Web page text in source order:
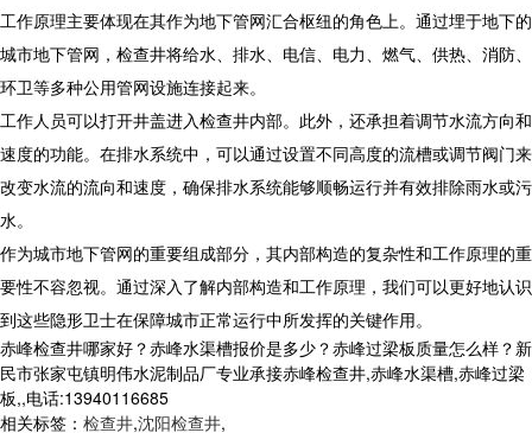
工作原理主要体现在其作为地下管网汇合枢纽的角色上。通过埋于地下的
城市地下管网，检查井将给水、排水、电信、电力、燃气、供热、消防、
环卫等多种公用管网设施连接起来。
工作人员可以打开井盖进入检查井内部。此外，还承担着调节水流方向和
速度的功能。在排水系统中，可以通过设置不同高度的流槽或调节阀门来
改变水流的流向和速度，确保排水系统能够顺畅运行并有效排除雨水或污
水。
作为城市地下管网的重要组成部分，其内部构造的复杂性和工作原理的重
要性不容忽视。通过深入了解内部构造和工作原理，我们可以更好地认识
到这些隐形卫士在保障城市正常运行中所发挥的关键作用。
赤峰检查井哪家好？赤峰水渠槽报价是多少？赤峰过梁板质量怎么样？新
民市张家屯镇明伟水泥制品厂专业承接赤峰检查井,赤峰水渠槽,赤峰过梁
板,,电话:13940116685
相关标签： 检查井,沈阳检查井,